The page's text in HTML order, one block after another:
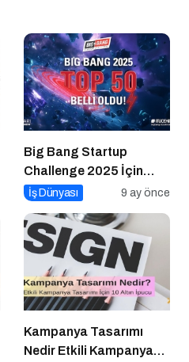
Big Bang Startup
Challenge 2025 İçin
Geri Sayım Başladı
İş Dünyası 9 ay önce
Kampanya Tasarımı
Nedir Etkili Kampanya